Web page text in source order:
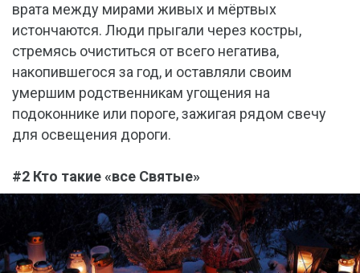
врата между мирами живых и мёртвых
истончаются. Люди прыгали через костры,
стремясь очиститься от всего негатива,
накопившегося за год, и оставляли своим
умершим родственникам угощения на
подоконнике или пороге, зажигая рядом свечу
для освещения дороги.
#2 Кто такие «все Святые»